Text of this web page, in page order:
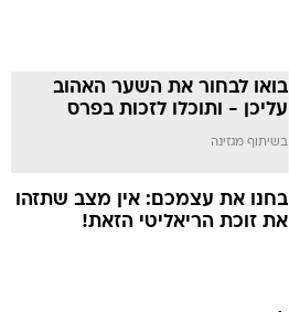
בואו לבחור את השער האהוב
עליכן - ותוכלו לזכות בפרס
בשיתוף מגזינה
בחנו את עצמכם: אין מצב שתזהו
את זוכת הריאליטי הזאת!